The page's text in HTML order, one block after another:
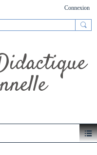
Connexion